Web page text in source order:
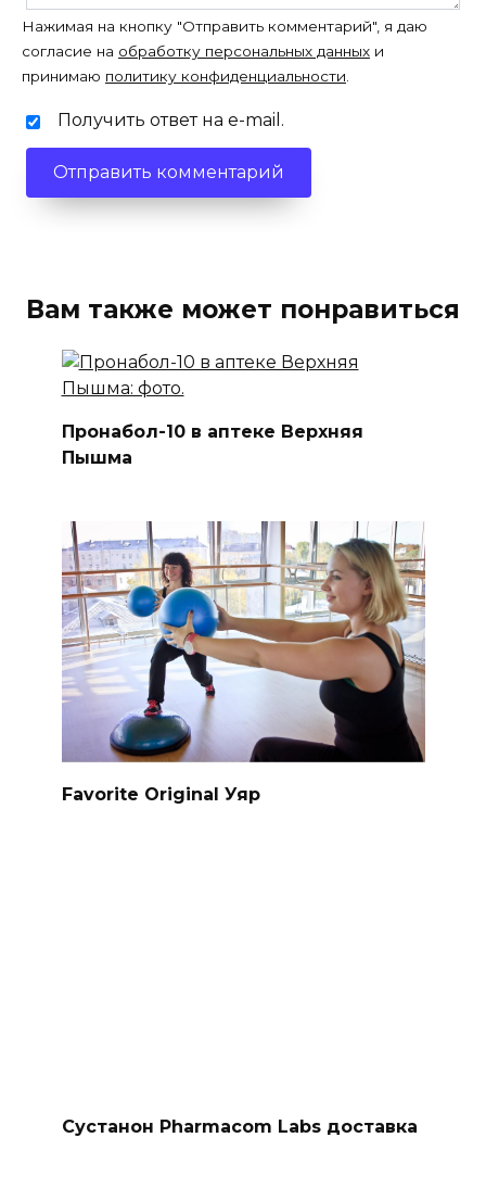
Нажимая на кнопку "Отправить комментарий", я даю
согласие на обработку персональных данных и
принимаю политику конфиденциальности.
Получить ответ на e-mail.
Вам также может понравиться
Пронабол-10 в аптеке Верхняя
Пышма
Favorite Original Уяр
Сустанон Pharmacom Labs доставка